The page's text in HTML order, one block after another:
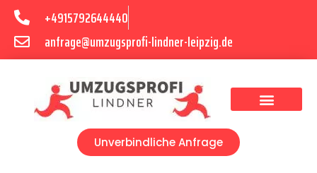
+4915792644440
anfrage@umzugsprofi-lindner-leipzig.de
Unverbindliche Anfrage